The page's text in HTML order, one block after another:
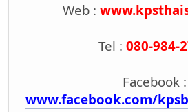
Web :
Tel : 080-984-
Facebook :
www.facebook.com/